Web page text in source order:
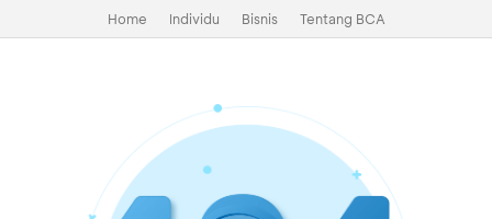
Home Individu Bisnis Tentang BCA